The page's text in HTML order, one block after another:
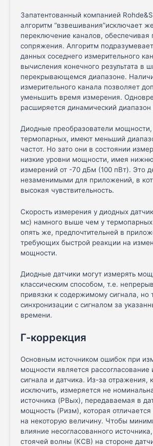
Запатентованный компанией
алгоритм “взвешивания”исключает
переключение каналов, обеспечивая
сопряжения. Алгоритм
данных соседнего измерительного
вычисления конечного результата в
перекрывающемся диапазоне.
измерительного канала позволяет
уменьшить время измерения.
расширяется динамический диапазон
Диодные преобразователи мощности,
термопарных, имеют меньший
частот. Но зато они в состоянии
низкие уровни мощности, имея
измерений от -70 дБм (100 пВт). Это
незаменимыми для приложений, в
высокая чувствительность.
Скорость измерения у диодных
мс) намного выше чем у
опять же, предпочтительней в
требующих быстрой реакции на
мощности.
Диодные датчики могут измерять
классическим способом, т.е.
привязки к содержимому сигнала,
синхронизации с сигналом за
времени.
Г-коррекция
Основным источником ошибок при
мощности является рассогласование
сигнала и датчика. Из-за отражения,
исключить, измеряется не
источника (PВых), передаваемая в
мощность (Pизм), которая
на некоторую величину. Чтобы
влияние несогласованного
стоячей волны (КСВ) на стороне